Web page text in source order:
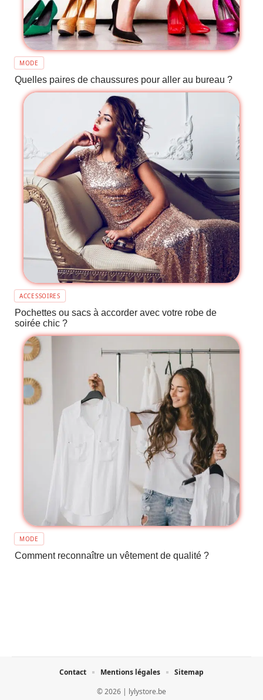
MODE
Quelles paires de chaussures pour aller au bureau ?
ACCESSOIRES
Pochettes ou sacs à accorder avec votre robe de
soirée chic ?
MODE
Comment reconnaître un vêtement de qualité ?
© 2026 | lylystore.be
Contact Mentions légales Sitemap